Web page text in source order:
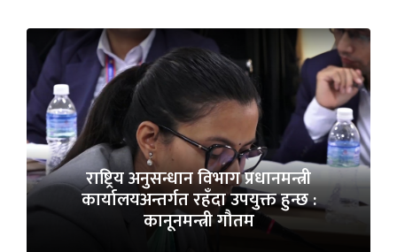
राष्ट्रिय अनुसन्धान विभाग प्रधानमन्त्री
कार्यालयअन्तर्गत रहँदा उपयुक्त हुन्छ :
कानूनमन्त्री गौतम